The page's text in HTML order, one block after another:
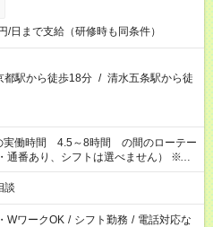
/日まで支給（研修時も同条件）
都駅から徒歩18分 / 清水五条駅から徒
通番あり、シフトは選べません） ※金
：15までのご勤務をお願いする事がご
WワークOK / シフト勤務 / 電話対応な